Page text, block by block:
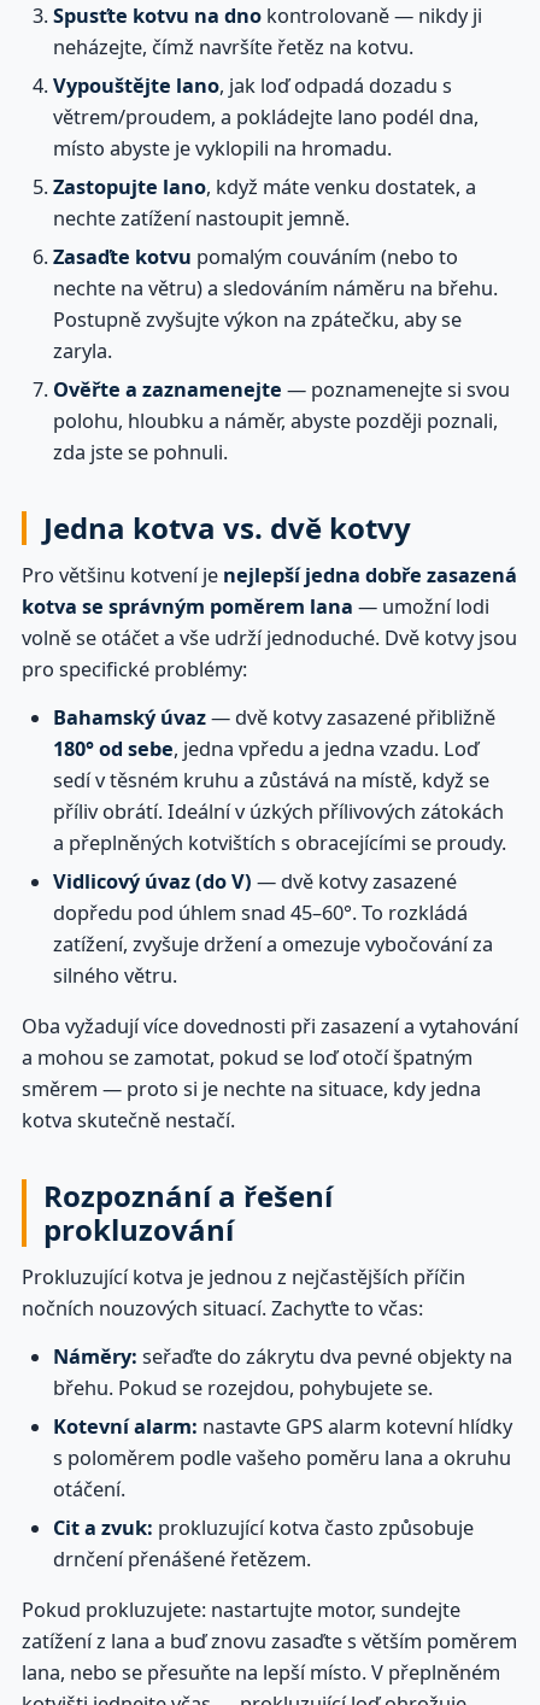
Spusťte kotvu na dno kontrolovaně — nikdy ji
neházejte, čímž navršíte řetěz na kotvu.
Vypouštějte lano, jak loď odpadá dozadu s
větrem/proudem, a pokládejte lano podél dna,
místo abyste je vyklopili na hromadu.
Zastopujte lano, když máte venku dostatek, a
nechte zatížení nastoupit jemně.
Zasaďte kotvu pomalým couváním (nebo to
nechte na větru) a sledováním náměru na břehu.
Postupně zvyšujte výkon na zpátečku, aby se
zaryla.
Ověřte a zaznamenejte — poznamenejte si svou
polohu, hloubku a náměr, abyste později poznali,
zda jste se pohnuli.
Jedna kotva vs. dvě kotvy
Pro většinu kotvení je nejlepší jedna dobře zasazená
kotva se správným poměrem lana — umožní lodi
volně se otáčet a vše udrží jednoduché. Dvě kotvy jsou
pro specifické problémy:
Bahamský úvaz— dvě kotvy zasazené přibližně
180° od sebe, jedna vpředu a jedna vzadu. Loď
sedí v těsném kruhu a zůstává na místě, když se
příliv obrátí. Ideální v úzkých přílivových zátokách
a přeplněných kotvištích s obracejícími se proudy.
Vidlicový úvaz (do V) — dvě kotvy zasazené
dopředu pod úhlem snad 45–60°. To rozkládá
zatížení, zvyšuje držení a omezuje vybočování za
silného větru.
Oba vyžadují více dovednosti při zasazení a vytahování
a mohou se zamotat, pokud se loď otočí špatným
směrem — proto si je nechte na situace, kdy jedna
kotva skutečně nestačí.
Rozpoznání a řešení
prokluzování
Prokluzující kotva je jednou z nejčastějších příčin
nočních nouzových situací. Zachyťte to včas:
Náměry: seřaďte do zákrytu dva pevné objekty na
břehu. Pokud se rozejdou, pohybujete se.
Kotevní alarm: nastavte GPS alarm kotevní hlídky
s poloměrem podle vašeho poměru lana a okruhu
otáčení.
Cit a zvuk: prokluzující kotva často způsobuje
drnčení přenášené řetězem.
Pokud prokluzujete: nastartujte motor, sundejte
zatížení z lana a buď znovu zasaďte s větším poměrem
lana, nebo se přesuňte na lepší místo. V přeplněném